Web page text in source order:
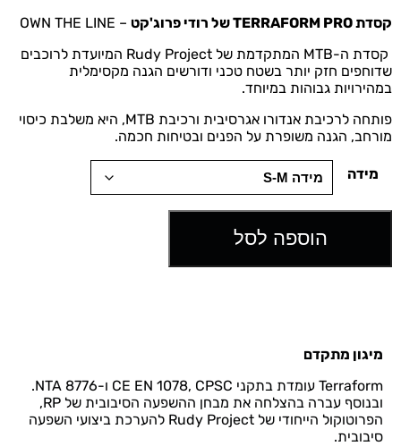
קסדת של רודי פרוג'קט –
OWN THE LINE
קסדת ה-MTB המתקדמת של Rudy Project המיועדת לרוכבים
שדוחפים חזק יותר בשטח טכני ודורשים הגנה מקסימלית
במהירויות גבוהות במיוחד.
פותחה לרכיבת אנדורו אגרסיבית ורכיבת MTB
, היא משלבת כיסוי
מורחב, הגנה משופרת על הפנים ובטיחות חכמה.
מידה
הוספה לסל
מיגון מתקדם
Terraform עומדת בתקני CE EN 1078, CPSC ו-NTA 8776.
ובנוסף עברה בהצלחה את מבחן ההשפעה הסיבובית של RP,
הפרוטוקול הייחודי של Rudy Project להערכת ביצועי השפעה
סיבובית.